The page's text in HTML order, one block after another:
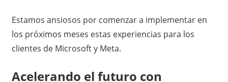
Estamos ansiosos por comenzar a implementar en
los próximos meses estas experiencias para los
clientes de Microsoft y Meta.
Acelerando el futuro con